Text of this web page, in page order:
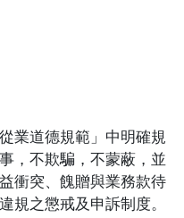
業道德規範」中明確規
，不欺騙，不蒙蔽，並
衝突、餽贈與業務款待
規之懲戒及申訴制度。